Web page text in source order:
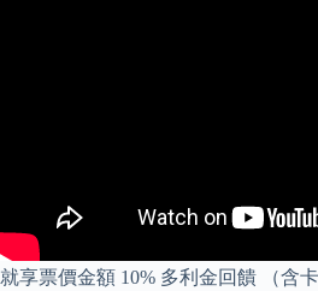
就享票價金額 10% 多利金回饋 （含